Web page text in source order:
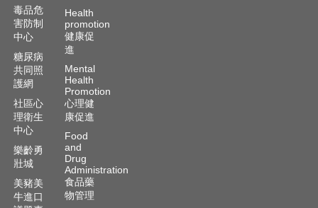
毒品危
害防制
中心
糖尿病
共同照
護網
社區心
理衛生
中心
樂齡勇
壯城
美豬美
牛進口
Health
promotion
健康促
進
Mental
Health
Promotion
心理健
康促進
Food
and
Drug
Administration
食品藥
物管理